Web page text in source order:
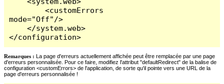
        <customErrors
mode="Off"/>
    </system.web>
</configuration>
Remarques : La page d'erreurs actuellement affichée peut être remplacée par une page
d'erreurs personnalisée. Pour ce faire, modifiez l'attribut "defaultRedirect" de la balise de
configuration <customErrors> de l'application, de sorte qu'il pointe vers une URL de la
page d'erreurs personnalisée !